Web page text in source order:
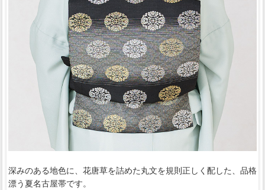
深みのある地色に、花唐草を詰めた丸文を規則正しく配した、品格
漂う夏名古屋帯です。